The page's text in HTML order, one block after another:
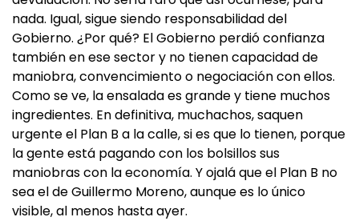
nada. Igual, sigue siendo responsabilidad del
Gobierno. ¿Por qué? El Gobierno perdió confianza
también en ese sector y no tienen capacidad de
maniobra, convencimiento o negociación con ellos.
Como se ve, la ensalada es grande y tiene muchos
ingredientes. En definitiva, muchachos, saquen
urgente el Plan B a la calle, si es que lo tienen, porque
la gente está pagando con los bolsillos sus
maniobras con la economía. Y ojalá que el Plan B no
sea el de Guillermo Moreno, aunque es lo único
visible, al menos hasta ayer.